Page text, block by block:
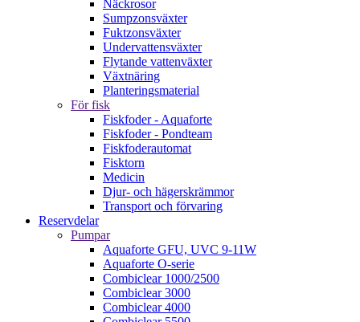
Näckrosor
Sumpzonsväxter
Fuktzonsväxter
Undervattensväxter
Flytande vattenväxter
Växtnäring
Planteringsmaterial
För fisk
Fiskfoder - Aquaforte
Fiskfoder - Pondteam
Fiskfoderautomat
Fisktorn
Medicin
Djur- och hägerskrämmor
Transport och förvaring
Reservdelar
Pumpar
Aquaforte GFU, UVC 9-11W
Aquaforte O-serie
Combiclear 1000/2500
Combiclear 3000
Combiclear 4000